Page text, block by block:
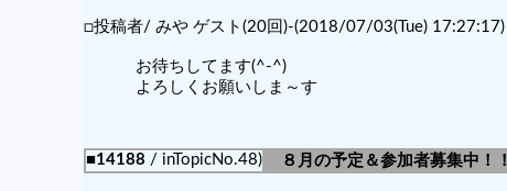
□投稿者/ みや ゲスト(20回)-(2018/07/03(Tue) 17:27:17)
お待ちしてます(^-^)
よろしくお願いしま～す
■14188 / inTopicNo.48)
８月の予定＆参加者募集中！！